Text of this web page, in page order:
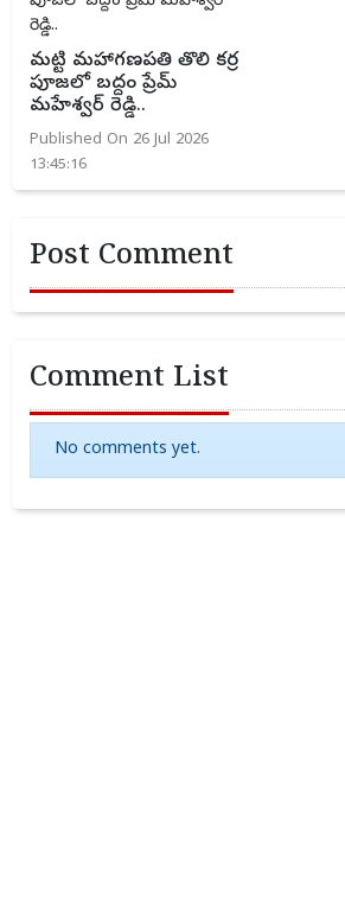
మట్టి మహాగణపతి తొలి కర్ర
పూజలో బద్దం ప్రేమ్
మహేశ్వర్ రెడ్డి..
Published On 26 Jul 2026
13:45:16
Post Comment
Comment List
No comments yet.